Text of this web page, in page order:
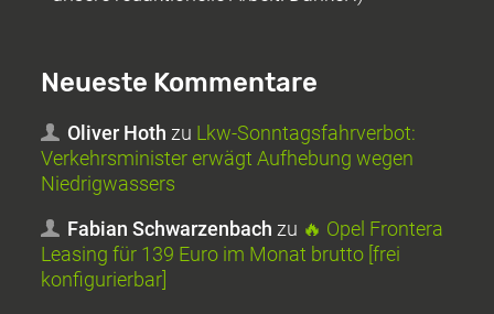
Neueste Kommentare
Oliver Hoth zu Lkw-Sonntagsfahrverbot:
Verkehrsminister erwägt Aufhebung wegen
Niedrigwassers
Fabian Schwarzenbach zu 🔥 Opel Frontera
Leasing für 139 Euro im Monat brutto [frei
konfigurierbar]